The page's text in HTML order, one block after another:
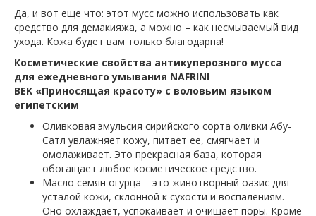
Да, и вот еще что: этот мусс можно использовать как
средство для демакияжа, а можно – как несмываемый вид
ухода. Кожа будет вам только благодарна!
Косметические свойства антикуперозного мусса
для ежедневного умывания NAFRINI
BEK «Приносящая красоту» с воловьим языком
египетским
Оливковая эмульсия сирийского сорта оливки Абу-
Сатл увлажняет кожу, питает ее, смягчает и
омолаживает. Это прекрасная база, которая
обогащает любое косметическое средство.
Масло семян огурца – это животворный оазис для
усталой кожи, склонной к сухости и воспалениям.
Оно охлаждает, успокаивает и очищает поры. Кроме